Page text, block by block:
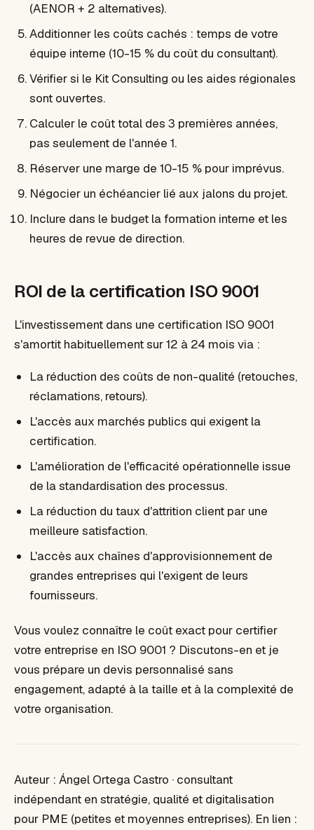
(AENOR + 2 alternatives).
Additionner les coûts cachés : temps de votre
équipe interne (10-15 % du coût du consultant).
Vérifier si le Kit Consulting ou les aides régionales
sont ouvertes.
Calculer le coût total des 3 premières années,
pas seulement de l'année 1.
Réserver une marge de 10-15 % pour imprévus.
Négocier un échéancier lié aux jalons du projet.
Inclure dans le budget la formation interne et les
heures de revue de direction.
ROI de la certification ISO 9001
L'investissement dans une certification ISO 9001
s'amortit habituellement sur 12 à 24 mois via :
La réduction des coûts de non-qualité (retouches,
réclamations, retours).
L'accès aux marchés publics qui exigent la
certification.
L'amélioration de l'efficacité opérationnelle issue
de la standardisation des processus.
La réduction du taux d'attrition client par une
meilleure satisfaction.
L'accès aux chaînes d'approvisionnement de
grandes entreprises qui l'exigent de leurs
fournisseurs.
Vous voulez connaître le coût exact pour certifier
votre entreprise en ISO 9001 ? Discutons-en et je
vous prépare un devis personnalisé sans
engagement, adapté à la taille et à la complexité de
votre organisation.
Auteur : Ángel Ortega Castro · consultant
indépendant en stratégie, qualité et digitalisation
pour PME (petites et moyennes entreprises). En lien :